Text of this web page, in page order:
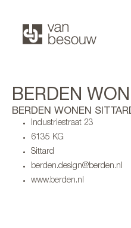
BERDEN
BERDEN WONEN
Industriestraat 23
6135 KG
Sittard
berden.design@berden.nl
www.berden.nl